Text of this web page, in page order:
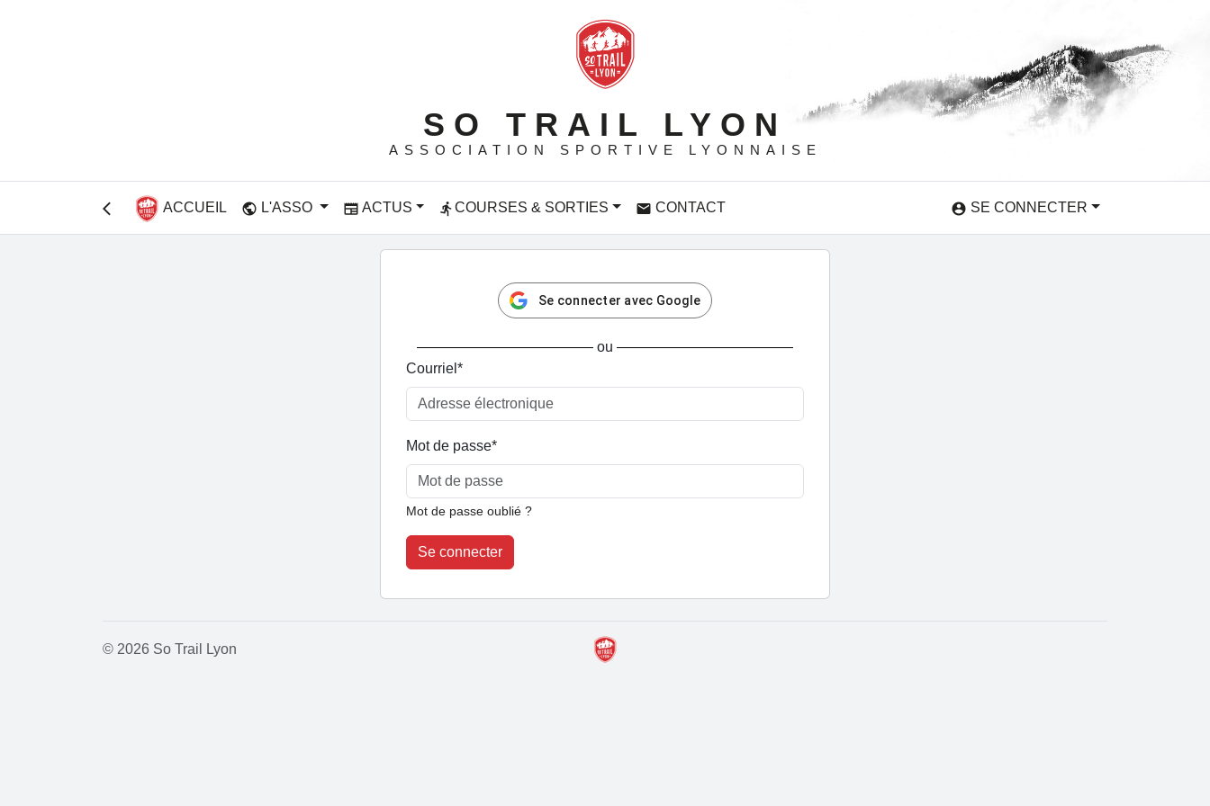
SO TRAIL LYON
ASSOCIATION SPORTIVE LYONNAISE
arrow_back_ios ACCUEIL public L'ASSO newspaper ACTUS directions_runCOURSES & SORTIES email CONTACT account_circle SE CONNECTER
Se connecter avec Google
ou
Courriel *
Mot de passe*
Mot de passe oublié ?
Se connecter
© 2026 So Trail Lyon